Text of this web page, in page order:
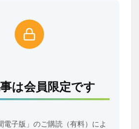
は会員限定です
電子版」のご購読（有料）によ